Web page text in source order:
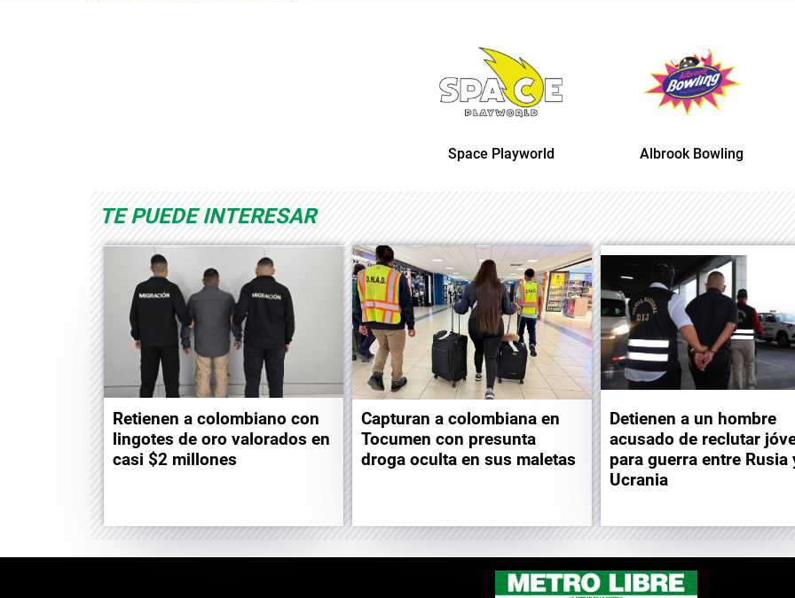
Albrook Bowling Space
TE PUEDE INTERESAR
Retienen a colombiano con
lingotes de oro valorados en
casi $2 millones
Capturan a colombiana en
Tocumen con presunta
droga oculta en sus maletas
Detienen a un hombre
acusado de reclutar
para guerra entre Rusia
Ucrania